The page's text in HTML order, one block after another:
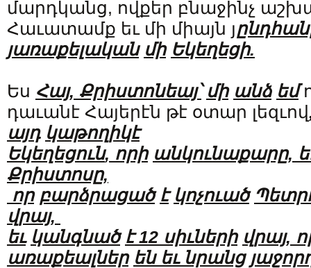
մարդկանց, ովքեր բնաջինչ
Հաւատամք եւ մի միայն յ
յառաքելական մի Եկեղեցի.
Ես Հայ, Քրիստոնեայ՝ մի անձ եմ
դաւանէ Հայերէն թէ օտար լեզւով
այդ կաթողիկէ
Եկեղեցուն, որի անկունաքարը,
Քրիստոսը,
որ բարձրացած է կոչուած
վրայ,
եւ կանգնած է12 սիւների վրայ,
առաքեալներ ենեւ նրանց